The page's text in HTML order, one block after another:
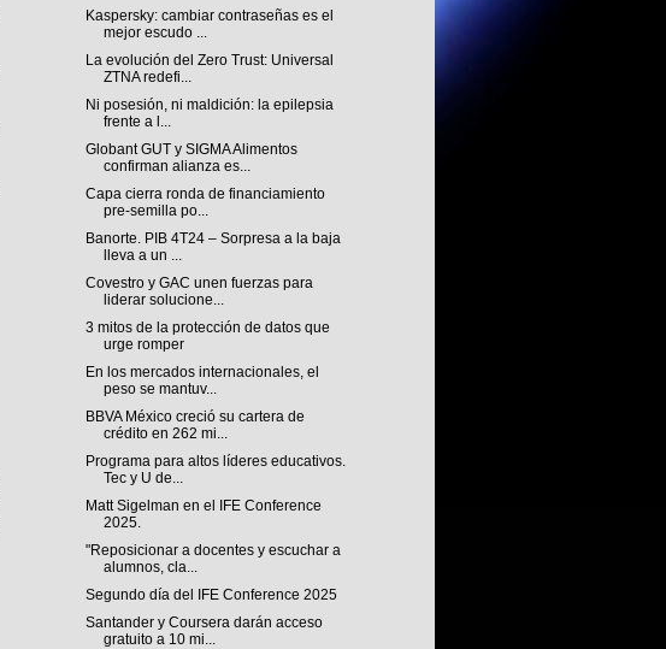
Kaspersky: cambiar contraseñas es el
mejor escudo ...
La evolución del Zero Trust: Universal
ZTNA redefi...
Ni posesión, ni maldición: la epilepsia
frente a l...
Globant GUT y SIGMA Alimentos
confirman alianza es...
Capa cierra ronda de financiamiento
pre-semilla po...
Banorte. PIB 4T24 – Sorpresa a la baja
lleva a un ...
Covestro y GAC unen fuerzas para
liderar solucione...
3 mitos de la protección de datos que
urge romper
En los mercados internacionales, el
peso se mantuv...
BBVA México creció su cartera de
crédito en 262 mi...
Programa para altos líderes educativos.
Tec y U de...
Matt Sigelman en el IFE Conference
2025.
"Reposicionar a docentes y escuchar a
alumnos, cla...
Segundo día del IFE Conference 2025
Santander y Coursera darán acceso
gratuito a 10 mi...